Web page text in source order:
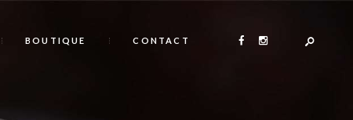
BOUTIQUE CONTACT